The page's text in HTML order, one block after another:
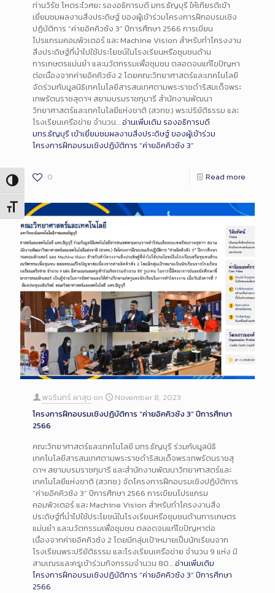
Toggle High Contrast
Toggle Font size
ท่านวิรัช โหตระไวศยะ รองอธิการบดี มทร.ธัญบุรี ให้เกียรติเข้า
เยี่ยมชมผลงานสิ่งประดิษฐ์ ของผู้เข้าร่วมโครงการฝึกอบรมเชิง
ปฏิบัติการ “ค่ายอิคคิวซัง 3” ปีการศึกษา 2566 การเขียน
โปรแกรมคอมพิวเตอร์ และ Machine Vision สำหรับทำโครงงาน
สิ่งประดิษฐ์ที่นำไปใช้ประโยชน์ในโรงเรียนหรือชุมชนด้าน
การเกษตรแม่นยำ และนวัตกรรมเพื่อชุมชน ตลอดจนแก้ไขปัญหา
ต่อเนื่องจากค่ายอิคคิวซัง 2 โดยคณะวิทยาศาสตร์และเทคโนโลยี
จัดร่วมกับมูลนิธิเทคโนโลยีสารสนเทศตามพระราชดำริสมเด็จพระ
เทพรัตนราชสุดาฯ สยามบรมราชกุมารี สำนักงานพัฒนา
วิทยาศาสตร์และเทคโนโลยีแห่งชาติ (สวทช.) พระปริยัติธรรม และ
โรงเรียนเครือข่าย จำนวน…อ่านเพิ่มเติม รองอธิการบดี
มทร.ธัญบุรี เข้าเยี่ยมชมผลงานสิ่งประดิษฐ์ ของผู้เข้าร่วม
โครงการฝึกอบรมเชิงปฏิบัติการ “ค่ายอิคคิวซัง 3”
0 Read more
พจรินทร์ ผาสุข on
November 8, 2023
โครงการฝึกอบรมเชิงปฏิบัติการ “ค่ายอิคคิวซัง 3” ปีการศึกษา
2566
คณะวิทยาศาสตร์และเทคโนโลยี มทร.ธัญบุรี ร่วมกับมูลนิธิ
เทคโนโลยีสารสนเทศตามพระราชดำริสมเด็จพระเทพรัตนราชสุ
ดาฯ สยามบรมราชกุมารี และสำนักงานพัฒนาวิทยาศาสตร์และ
เทคโนโลยีแห่งชาติ (สวทช.) จัดโครงการฝึกอบรมเชิงปฏิบัติการ
“ค่ายอิคคิวซัง 3” ปีการศึกษา 2566 การเขียนโปรแกรม
คอมพิวเตอร์ และ Machine Vision สำหรับทำโครงงานสิ่ง
ประดิษฐ์ที่นำไปใช้ประโยชน์ในโรงเรียนหรือชุมชนด้านการเกษตร
แม่นยำ และนวัตกรรมเพื่อชุมชน ตลอดจนแก้ไขปัญหาต่อ
เนื่องจากค่ายอิคคิวซัง 2 โดยมีกลุ่มเป้าหมายเป็นนักเรียนจาก
โรงเรียนพระปริยัติธรรม และโรงเรียนเครือข่าย จำนวน 9 แห่ง มี
สามเณรและครูเข้าร่วมกิจกรรมจำนวน 80…อ่านเพิ่มเติม
โครงการฝึกอบรมเชิงปฏิบัติการ “ค่ายอิคคิวซัง 3” ปีการศึกษา
2566